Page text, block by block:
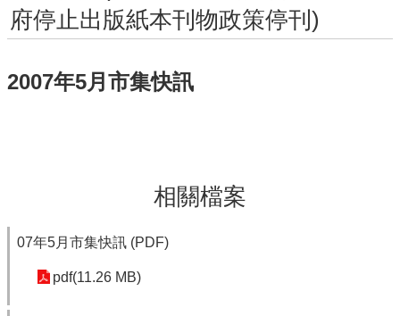
府停止出版紙本刊物政策停刊)
2007年5月市集快訊
相關檔案
07年5月市集快訊 (PDF)
pdf(11.26 MB)